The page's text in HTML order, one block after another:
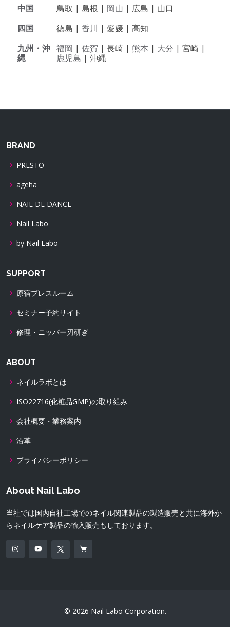
中国
鳥取 | 島根 | 岡山 | 広島 | 山口
四国
徳島 | 香川 | 愛媛 | 高知
九州・沖
縄
福岡 | 佐賀 | 長崎 | 熊本 | 大分 | 宮崎 |
鹿児島 | 沖縄
BRAND
PRESTO
ageha
NAIL DE DANCE
Nail Labo
by Nail Labo
SUPPORT
原宿プレスルーム
セミナー予約サイト
修理・ニッパー刃研ぎ
ABOUT
ネイルラボとは
ISO22716(化粧品GMP)の取り組み
会社概要・業務案内
沿革
プライバシーポリシー
About Nail Labo
当社では国内自社工場でのネイル関連製品の製造販売と共に海外か
らネイルケア製品の輸入販売もしております。
© 2026 Nail Labo Corporation.